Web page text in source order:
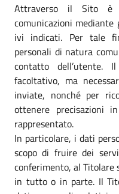
Attraverso il Sito è
comunicazioni
ivi indicati. Per tale
personali di natura
contatto
facoltativo, ma
inviate, nonché per
ottenere precisazioni
rappresentato.
In particolare, i dati
scopo di fruire dei
conferimento, al Titolare
in tutto o in parte. Il